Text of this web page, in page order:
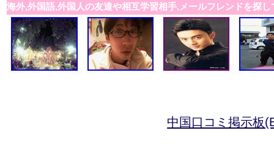
海外,外国語,外国人の友達や相互学習相手,メールフレンドを探し
中国口コミ掲示板